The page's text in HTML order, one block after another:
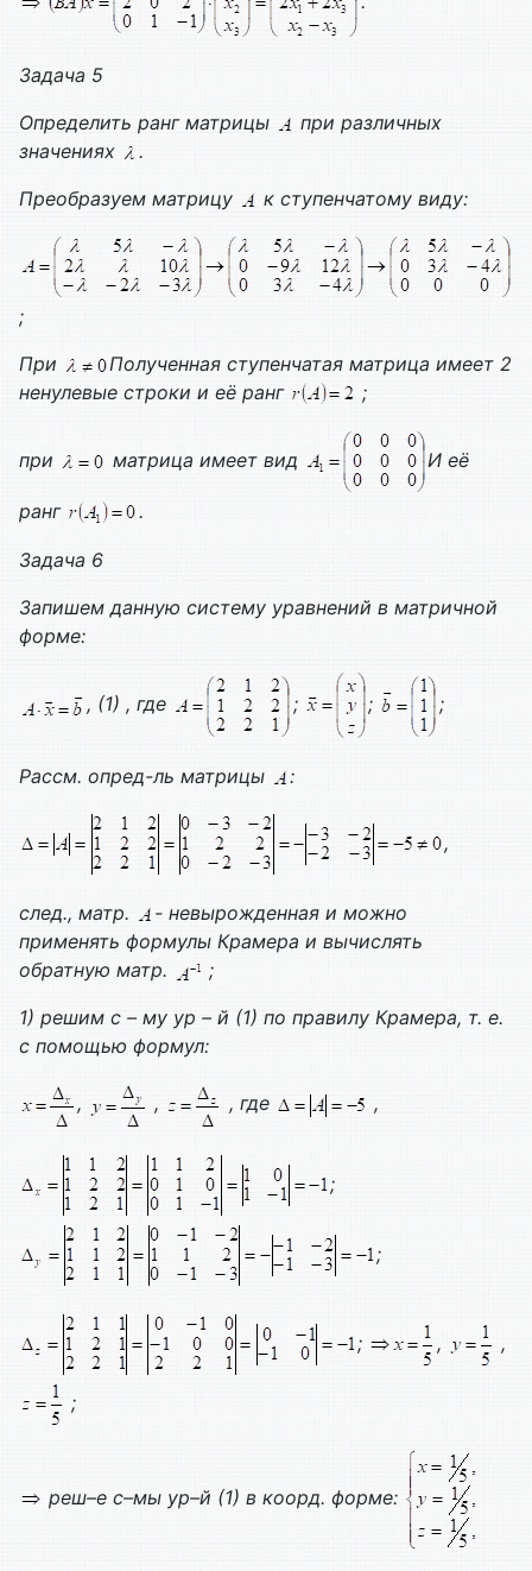
Задача 5
Определить ранг матрицы
при различных
значениях
.
Преобразуем матрицу
к ступенчатому виду:
;
При
Полученная ступенчатая матрица имеет 2
ненулевые строки и её ранг
;
при матрица имеет вид И её
ранг .
Задача 6
Запишем данную систему уравнений в матричной
форме:
, (1) , где ; ; ;
Рассм. опред-ль матрицы :
,
след., матр.
- невырожденная и можно
применять формулы Крамера и вычислять
обратную матр.
;
1) решим с – му ур – й (1) по правилу Крамера, т. е.
с помощью формул:
, , , где ,
;
;
; , ,
;
реш–е с–мы ур–й (1) в коорд. форме: